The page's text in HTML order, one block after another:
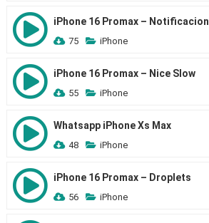
iPhone 16 Promax – Notificacion
75 iPhone
iPhone 16 Promax – Nice Slow
55 iPhone
Whatsapp iPhone Xs Max
48 iPhone
iPhone 16 Promax – Droplets
56 iPhone